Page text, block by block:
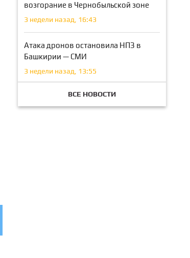
возгорание в Чернобыльской зоне
3 недели назад, 16:43
Атака дронов остановила НПЗ в
Башкирии — СМИ
3 недели назад, 13:55
ВСЕ НОВОСТИ